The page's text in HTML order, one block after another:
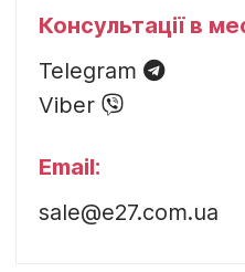
Консультації в
Telegram
Viber
Email:
sale@e27.com.ua